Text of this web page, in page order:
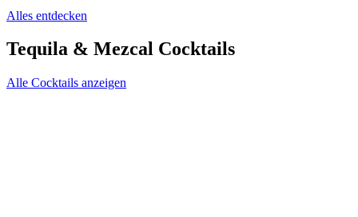
Alles entdecken
Tequila & Mezcal Cocktails
Alle Cocktails anzeigen